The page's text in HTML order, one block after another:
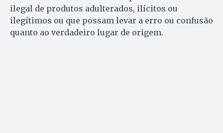
ilegal de produtos adulterados, ilícitos ou
ilegítimos ou que possam levar a erro ou confusão
quanto ao verdadeiro lugar de origem.